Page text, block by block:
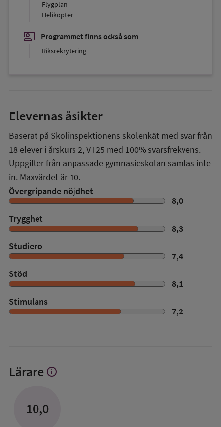
Flygplan
Helikopter
co_present Programmet finns också som
Riksrekrytering
Elevernas åsikter
Baserat på Skolinspektionens skolenkät med svar från
18 elever i årskurs 2,VT25 med 100% svarsfrekvens.
Uppgifter från anpassade gymnasieskolan samlas inte
in. Maxvärdet är 10.
Övergripande nöjdhet
8,0
Trygghet
8,3
Studiero
7,4
Stöd
8,1
Stimulans
7,2
Lärare Visa
info
10,0